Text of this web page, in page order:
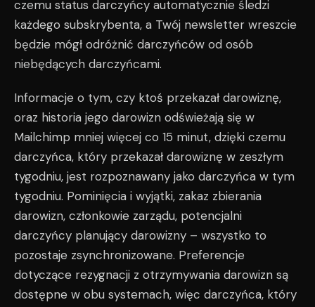
czemu status darczyńcy automatycznie śledzi
każdego subskrybenta, a Twój newsletter wreszcie
będzie mógł odróżnić darczyńców od osób
niebędących darczyńcami.
Informacje o tym, czy ktoś przekazał darowiznę,
oraz historia jego darowizn odświeżają się w
Mailchimp mniej więcej co 15 minut, dzięki czemu
darczyńca, który przekazał darowiznę w zeszłym
tygodniu, jest rozpoznawany jako darczyńca w tym
tygodniu. Pominięcia i wyjątki, zakaz zbierania
darowizn, członkowie zarządu, potencjalni
darczyńcy planujący darowizny – wszystko to
pozostaje zsynchronizowane. Preferencje
dotyczące rezygnacji z otrzymywania darowizn są
dostępne w obu systemach, więc darczyńca, który